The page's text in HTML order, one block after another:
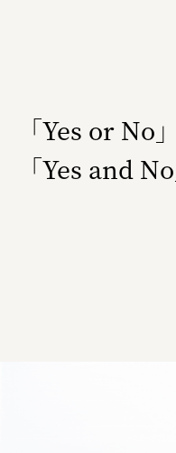
有限会社 南印度洋行
株式会社カタパット
「Yes or No
「Yes and No